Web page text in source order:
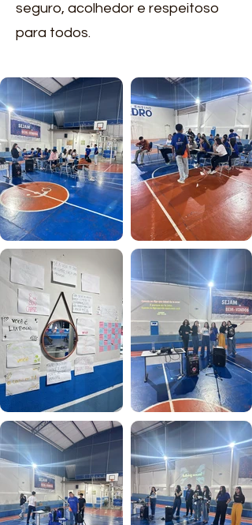
seguro, acolhedor e respeitoso
para todos.